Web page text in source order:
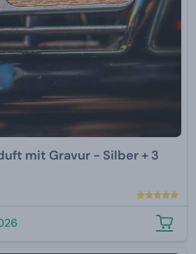
mit Gravur - Silber + 3